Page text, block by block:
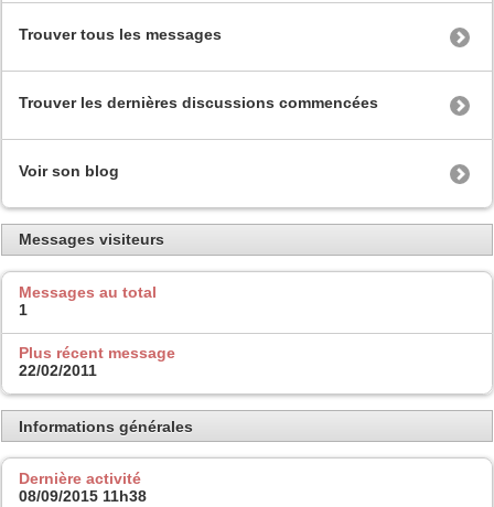
Trouver tous les messages
Trouver les dernières discussions commencées
Voir son blog
Messages visiteurs
Messages au total
1
Plus récent message
22/02/2011
Informations générales
Dernière activité
08/09/2015 11h38